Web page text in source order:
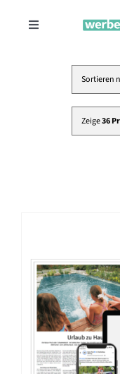
InhaltToggle
Marketingtrends
Neu
Zeitungsanzeigen
Sortieren
Zeige36